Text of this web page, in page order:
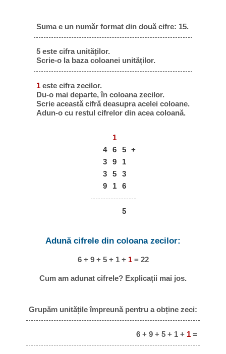
Suma e un număr format din două cifre: 15.
5 este cifra unităților.
Scrie-o la baza coloanei unităților.
1 este cifra zecilor.
Du-o mai departe, în coloana zecilor.
Scrie această cifră deasupra acelei coloane.
Adun-o cu restul cifrelor din acea coloană.
1
4
6 5
+
3
9
1
3
5
3
9
1 6
5
Adună cifrele din coloana zecilor:
6 + 9 + 5 + 1 + 1= 22
Cum am adunat cifrele? Explicații mai jos.
Grupăm unitățile împreună pentru a obține zeci:
6 + 9 + 5 + 1 + 1 =